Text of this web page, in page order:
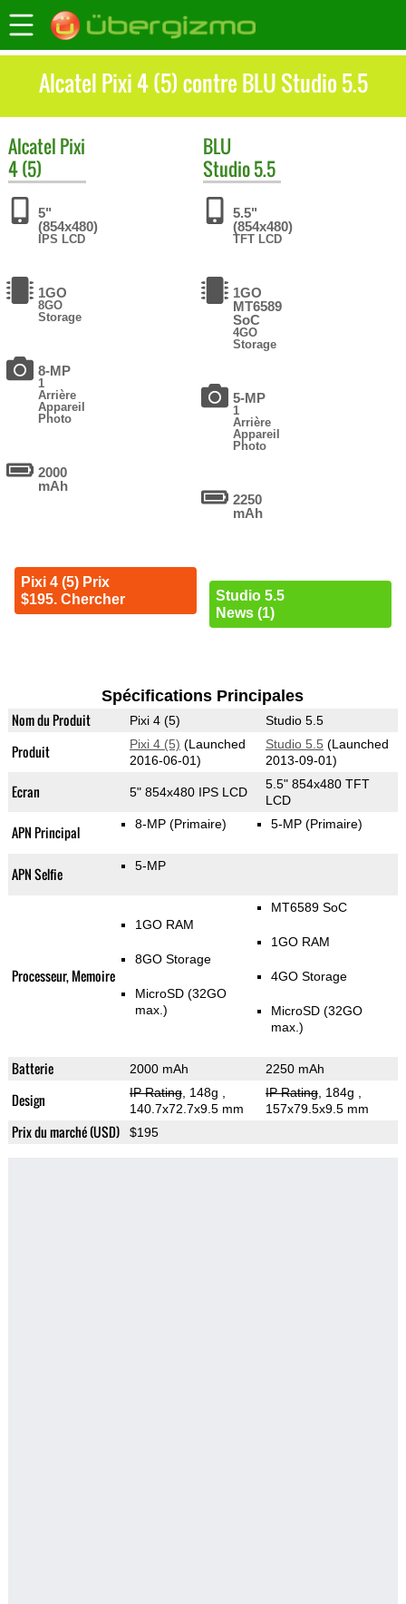
Alcatel Pixi 4 (5) contre BLU Studio 5.5
Alcatel Pixi
4 (5)
5"
(854x480)
IPS LCD
1GO
8GO
Storage
8-MP
1
Arrière
Appareil
Photo
2000
mAh
Pixi 4 (5) Prix
$195. Chercher
BLU
Studio 5.5
5.5"
(854x480)
TFT LCD
1GO
MT6589
SoC
4GO
Storage
5-MP
1
Arrière
Appareil
Photo
2250
mAh
Studio 5.5
News (1)
Spécifications Principales
Nom du Produit Pixi 4 (5) Studio 5.5
Produit Pixi 4 (5) (Launched
2016-06-01)
Studio 5.5 (Launched
2013-09-01)
Ecran 5" 854x480 IPS LCD
5.5" 854x480 TFT
LCD
APN Principal 8-MP (Primaire) 5-MP (Primaire)
APN Selfie 5-MP
Processeur, Memoire
1GO RAM
8GO Storage
MicroSD (32GO
max.)
MT6589 SoC
1GO RAM
4GO Storage
MicroSD (32GO
max.)
Batterie 2000 mAh 2250 mAh
Design IP Rating, 148g
140.7x72.7x9.5 mm
IP Rating, 184g
157x79.5x9.5 mm
Prix du marché (USD) $195